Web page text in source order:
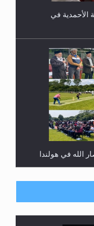
الأحمدية في
الله في هولندا